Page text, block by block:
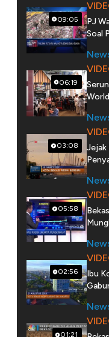
09:05
PJ
Soal
06:19
03:08
Jejak
05:58
02:56
Ibu
01:21